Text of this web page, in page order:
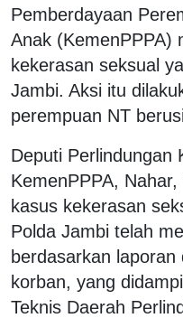
Pemberdayaan
Anak (KemenPPPA)
kekerasan seksual
Jambi. Aksi itu
perempuan NT
Deputi Perlindungan
KemenPPPA,
kasus kekerasan
Polda Jambi telah
berdasarkan
korban, yang
Teknis Daerah